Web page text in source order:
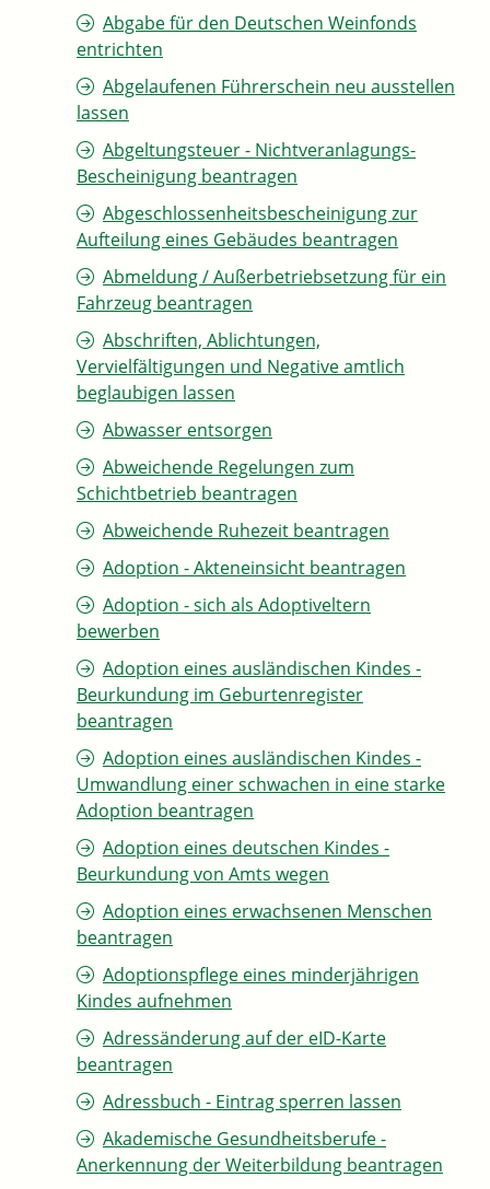
Abgabe für den Deutschen Weinfonds
entrichten
Abgelaufenen Führerschein neu ausstellen
lassen
Abgeltungsteuer - Nichtveranlagungs-
Bescheinigung beantragen
Abgeschlossenheitsbescheinigung zur
Aufteilung eines Gebäudes beantragen
Abmeldung / Außerbetriebsetzung für ein
Fahrzeug beantragen
Abschriften, Ablichtungen,
Vervielfältigungen und Negative amtlich
beglaubigen lassen
Abwasser entsorgen
Abweichende Regelungen zum
Schichtbetrieb beantragen
Abweichende Ruhezeit beantragen
Adoption - Akteneinsicht beantragen
Adoption - sich als Adoptiveltern
bewerben
Adoption eines ausländischen Kindes -
Beurkundung im Geburtenregister
beantragen
Adoption eines ausländischen Kindes -
Umwandlung einer schwachen in eine starke
Adoption beantragen
Adoption eines deutschen Kindes -
Beurkundung von Amts wegen
Adoption eines erwachsenen Menschen
beantragen
Adoptionspflege eines minderjährigen
Kindes aufnehmen
Adressänderung auf der eID-Karte
beantragen
Adressbuch - Eintrag sperren lassen
Akademische Gesundheitsberufe -
Anerkennung der Weiterbildung beantragen